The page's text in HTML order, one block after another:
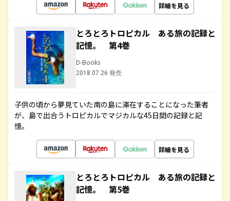
詳細を見る
とろとろトロピカル ある旅の記録と
記憶。 第4巻
D-Books
2018.07.26 発売
子供の頃から夢見ていた南の島に滞在することになった筆者
が、島で出合うトロピカルでマジカルな45日間の記録と記
憶。
詳細を見る
とろとろトロピカル ある旅の記録と
記憶。 第5巻